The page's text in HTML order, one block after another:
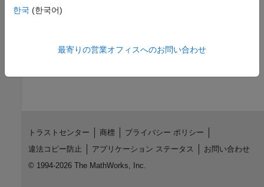
外部の Web サイト
この情報は役に立ちましたか？
한국 (한국어)
最寄りの営業オフィスへのお問い合わせ
トラストセンター 商標
プライバシー ポリシー
違法コピー防止
アプリケーション ステータス
お問い合わせ
© 1994-2026 The MathWorks, Inc.